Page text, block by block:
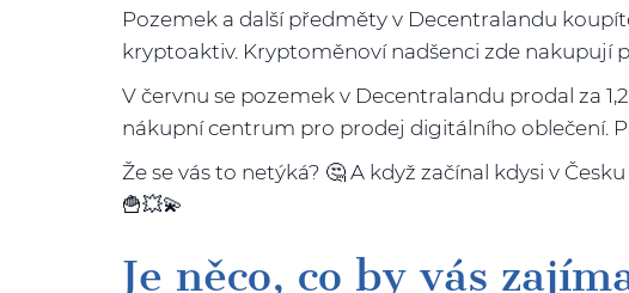
Pozemek a další předměty v Decentralandu
kryptoaktiv. Kryptoměnoví nadšenci zde nakupují
V červnu se pozemek v Decentralandu prodal za
nákupní centrum pro prodej digitálního oblečení.
Že se vás to netýká? 🤔 A když začínal kdysi v
🍟💥💫
Je něco, co by vás